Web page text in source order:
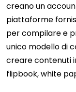
creano un
piattaforme
per compilare e
unico modello di
creare contenuti
flipbook, white